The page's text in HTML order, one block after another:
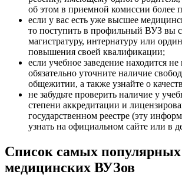
об этом в приемной комиссии более
если у вас есть уже высшее
то поступить в профильный ВУЗ вы
магистратуру, интернатуру или
повышения своей квалификации;
если учебное заведение находится
обязательно уточните наличие
общежитии, а также узнайте о
не забудьте проверить наличие у
степени аккредитации и
государственном реестре (эту
узнать на официальном сайте или в
Список самых популярных
медицинских ВУЗов